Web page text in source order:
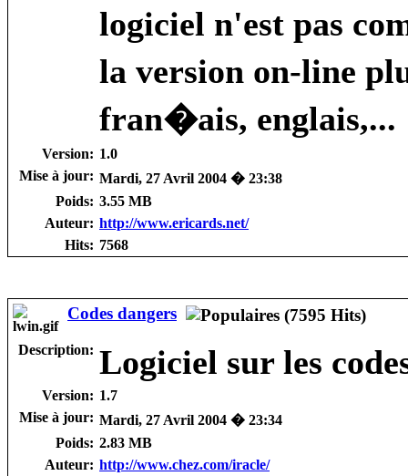
logiciel n'est pas
la version on-line
fran�ais, englais,...
Version: 1.0
Mise à jour: Mardi, 27 Avril 2004 � 23:38
Poids: 3.55 MB
Auteur: http://www.ericards.net/
Hits: 7568
Codes dangers
Description: Logiciel sur les
Version: 1.7
Mise à jour: Mardi, 27 Avril 2004 � 23:34
Poids: 2.83 MB
Auteur: http://www.chez.com/iracle/